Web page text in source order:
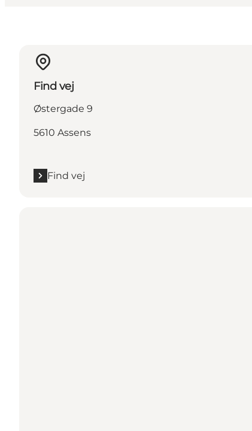
Find vej
Østergade 9
5610 Assens
Find vej